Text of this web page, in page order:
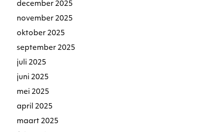
december 2025
november 2025
oktober 2025
september 2025
juli 2025
juni 2025
mei 2025
april 2025
maart 2025